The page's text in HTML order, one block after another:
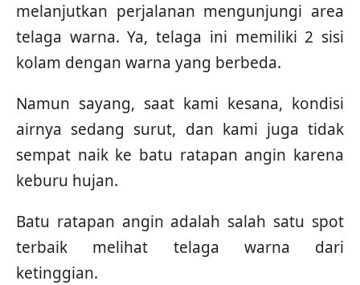
melanjutkan perjalanan mengunjungi area
telaga warna. Ya, telaga ini memiliki 2 sisi
kolam dengan warna yang berbeda.
Namun sayang, saat kami kesana, kondisi
airnya sedang surut, dan kami juga tidak
sempat naik ke batu ratapan angin karena
keburu hujan.
Batu ratapan angin adalah salah satu spot
terbaik melihat telaga warna dari
ketinggian.